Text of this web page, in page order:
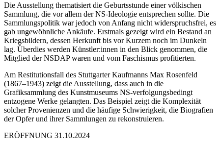
Buchtipps von Prof. Uli Rothfuss
Harald Schwiers
Die Ausstellung thematisiert die Geburtsstunde einer völkischen
Sammlung, die vor allem der NS-Ideologie entsprechen sollte. Die
Sammlungspolitik war jedoch von Anfang nicht widerspruchsfrei, es
gab ungewöhnliche Ankäufe. Erstmals gezeigt wird ein Bestand an
Kriegsbildern, dessen Herkunft bis vor Kurzem noch im Dunkeln
lag. Überdies werden Künstler:innen in den Blick genommen, die
Mitglied der NSDAP waren und vom Faschismus profitierten.
Am Restitutionsfall des Stuttgarter Kaufmanns Max Rosenfeld
(1867–1943) zeigt die Ausstellung, dass auch in die
Grafiksammlung des Kunstmuseums NS-verfolgungsbedingt
entzogene Werke gelangten. Das Beispiel zeigt die Komplexität
solcher Provenienzen und die häufige Schwierigkeit, die Biografien
der Opfer und ihrer Sammlungen zu rekonstruieren.
ERÖFFNUNG 31.10.2024